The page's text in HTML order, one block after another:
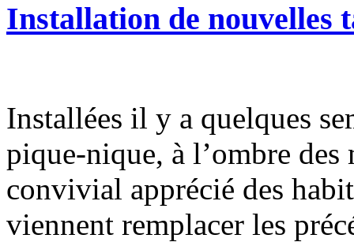
Installation de nouvelles
Installées il y a quelques
pique-nique, à l’ombre
convivial apprécié des
viennent remplacer les